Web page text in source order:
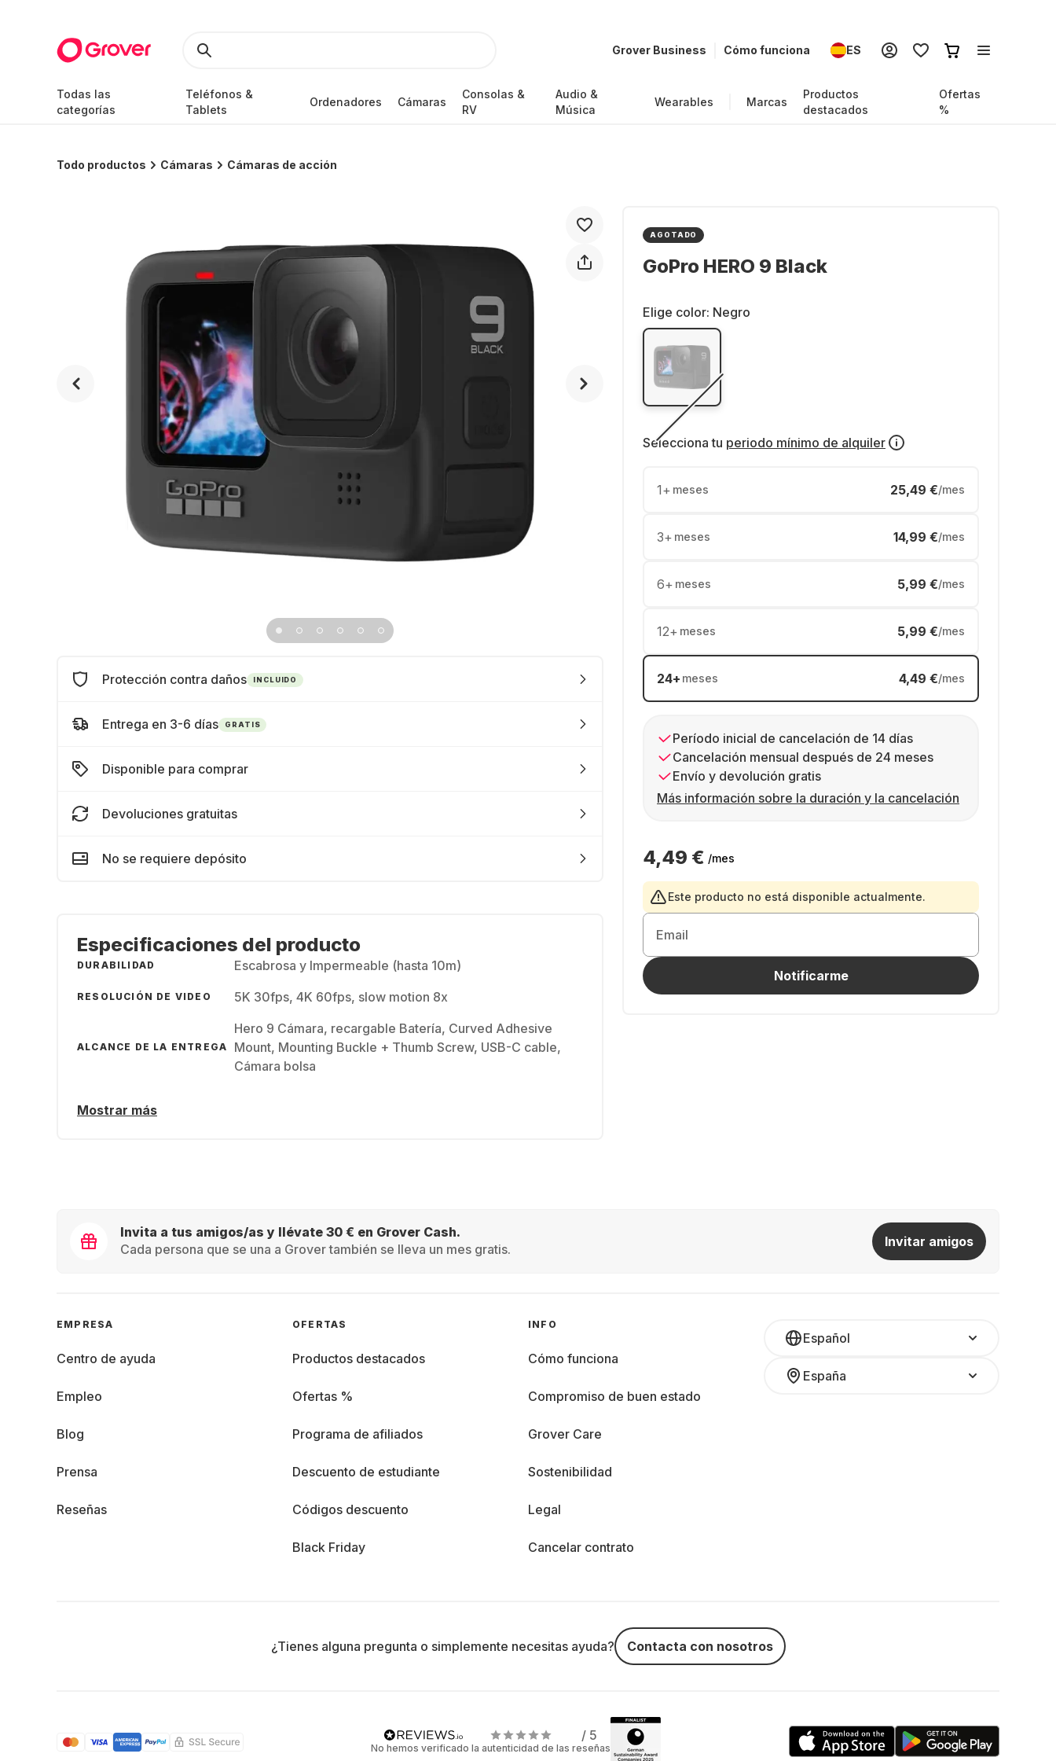
Grover Business Cómo funciona ES
Todas las
categorías
Teléfonos &
Tablets
Ordenadores Cámaras
Consolas &
RV
Audio &
Música
Wearables Marcas
Productos
destacados
Ofertas
%
Todo productos Cámaras Cámaras de acción
AGOTADO
GoPro HERO 9 Black
Elige color: Negro
Selecciona tu periodo mínimo de alquiler
1+ meses 25,49 €/mes
3+ meses 14,99 €/mes
6+ meses 5,99 €/mes
12+ meses 5,99 €/mes
24+ meses 4,49 €/mes
Período inicial de cancelación de 14 días
Cancelación mensual después de 24 meses
Envío y devolución gratis
Más información sobre la duración y la cancelación
4,49 € /mes
Este producto no está disponible actualmente.
Email
Notificarme
Protección contra daños INCLUIDO
Entrega en 3-6 días GRATIS
Disponible para comprar
Devoluciones gratuitas
No se requiere depósito
Especificaciones del producto
DURABILIDAD Escabrosa y Impermeable (hasta 10m)
RESOLUCIÓN DE VIDEO 5K 30fps, 4K 60fps, slow motion 8x
ALCANCE DE LA ENTREGA
Hero 9 Cámara, recargable Batería, Curved Adhesive
Mount, Mounting Buckle + Thumb Screw, USB-C cable,
Cámara bolsa
Mostrar más
Invita a tus amigos/as y llévate 30 € en Grover Cash.
Cada persona que se una a Grover también se lleva un mes gratis.
Invitar amigos
Español
España
EMPRESA
Centro de ayuda
Empleo
Blog
Prensa
Reseñas
OFERTAS
Productos destacados
Ofertas %
Programa de afiliados
Descuento de estudiante
Códigos descuento
Black Friday
INFO
Cómo funciona
Compromiso de buen estado
Grover Care
Sostenibilidad
Legal
Cancelar contrato
¿Tienes alguna pregunta o simplemente necesitas ayuda? Contacta con nosotros
/ 5
No hemos verificado la autenticidad de las reseñas